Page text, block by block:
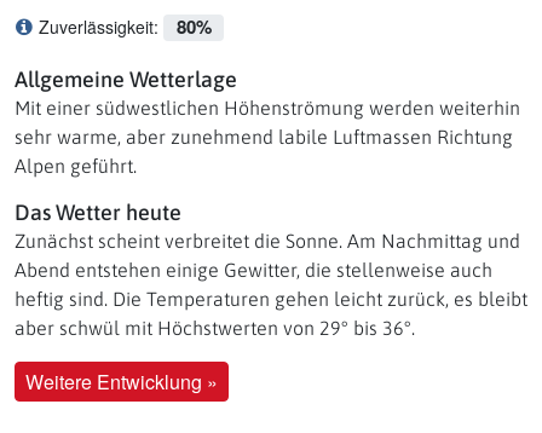
Zuverlässigkeit: 80%
Allgemeine Wetterlage
Mit einer südwestlichen Höhenströmung werden weiterhin
sehr warme, aber zunehmend labile Luftmassen Richtung
Alpen geführt.
Das Wetter heute
Zunächst scheint verbreitet die Sonne. Am Nachmittag und
Abend entstehen einige Gewitter, die stellenweise auch
heftig sind. Die Temperaturen gehen leicht zurück, es bleibt
aber schwül mit Höchstwerten von 29° bis 36°.
Weitere Entwicklung »